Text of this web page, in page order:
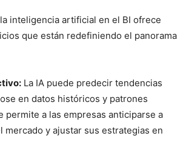
inteligencia artificial en el BI ofrece
que están redefiniendo el panorama
La IA puede predecir tendencias
en datos históricos y patrones
permite a las empresas anticiparse a
mercado y ajustar sus estrategias en